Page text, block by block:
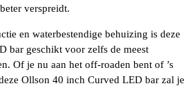
verspreidt.
en waterbestendige behuizing is deze
bar geschikt voor zelfs de meest
Of je nu aan het off-roaden bent of ’s
Ollson 40 inch Curved LED bar zal je